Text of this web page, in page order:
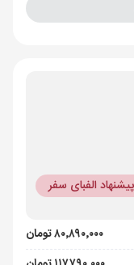
پیشنهاد الفبای سفر
۸۰٬۸۹۰٬۰۰۰ تومان